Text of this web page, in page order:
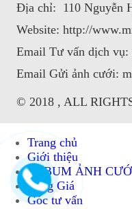
Địa chỉ: 110 Nguyễn
Website: http://
Email Tư vấn dịch vụ:
Email Gửi ảnh cưới:
© 2018 , ALL
Trang chủ
Giới thiệu
ALBUM ẢNH
Bảng Giá
Góc tư vấn